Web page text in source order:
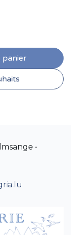
panier
•